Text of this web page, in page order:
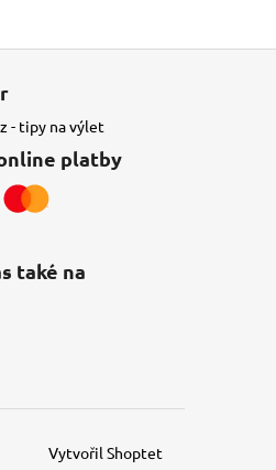
platby
také na
Vytvořil Shoptet